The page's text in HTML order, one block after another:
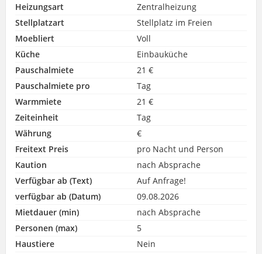
Heizungsart
Zentralheizung
Stellplatzart
Stellplatz im Freien
Moebliert
Voll
Küche
Einbauküche
Pauschalmiete
21 €
Pauschalmiete pro
Tag
Warmmiete
21 €
Zeiteinheit
Tag
Währung
€
Freitext Preis
pro Nacht und Person
Kaution
nach Absprache
Verfügbar ab (Text)
Auf Anfrage!
verfügbar ab (Datum)
09.08.2026
Mietdauer (min)
nach Absprache
Personen (max)
5
Haustiere
Nein